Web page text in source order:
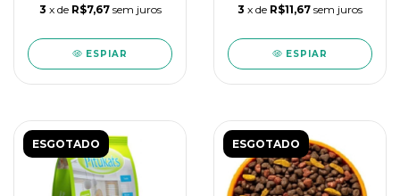
3 x de R$7,67 sem juros
ESPIAR
3 x de R$11,67 sem juros
ESPIAR
ESGOTADO ESGOTADO